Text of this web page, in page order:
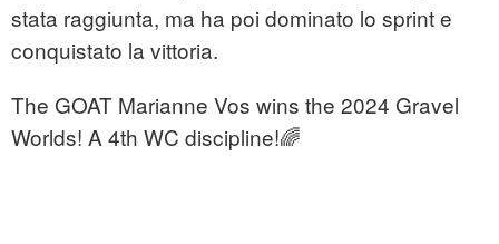
stata raggiunta, ma ha poi dominato lo sprint e
conquistato la vittoria.
The GOAT Marianne Vos wins the 2024 Gravel
Worlds! A 4th WC discipline!🌈